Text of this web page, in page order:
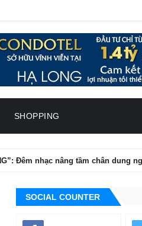
SHOPPING
nâng tầm chân dung nghệ thuật
SOCIAL COUNTER